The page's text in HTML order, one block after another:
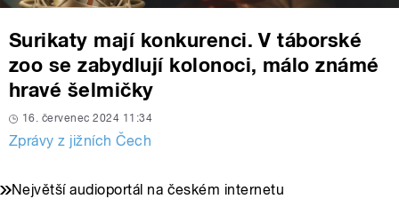
Surikaty mají konkurenci. V táborské
zoo se zabydlují kolonoci, málo známé
hravé šelmičky
16. červenec 2024 11:34
Zprávy z jižních Čech
Největší audioportál na českém internetu